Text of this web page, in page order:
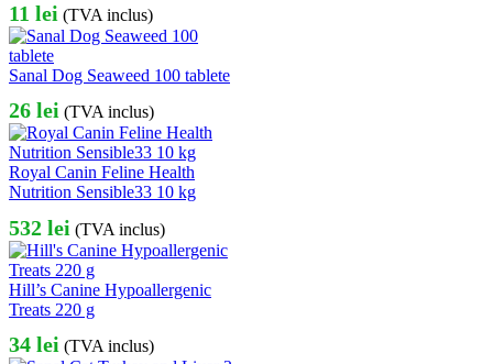
11 lei (TVA inclus)
Sanal Dog Seaweed 100 tablete
26 lei (TVA inclus)
Royal Canin Feline Health
Nutrition Sensible33 10 kg
532 lei (TVA inclus)
Hill’s Canine Hypoallergenic
Treats 220 g
34 lei (TVA inclus)